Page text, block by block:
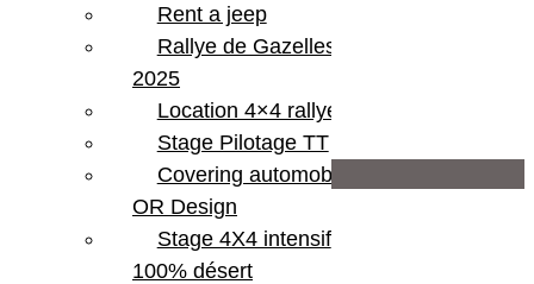
Black
4 Portes
Automatique
2,8 CRD
Infos supplémentaires
Bluetooth
Central locking
Rent a jeep
Rallye de Gazelles
2025
Location 4×4 rallye
Stage Pilotage TT
Covering automobile –
OR Design
Stage 4X4 intensif
100% désert